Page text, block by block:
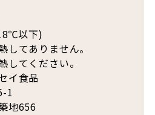
以下)
してありません。
してください。
イ食品
1
地656